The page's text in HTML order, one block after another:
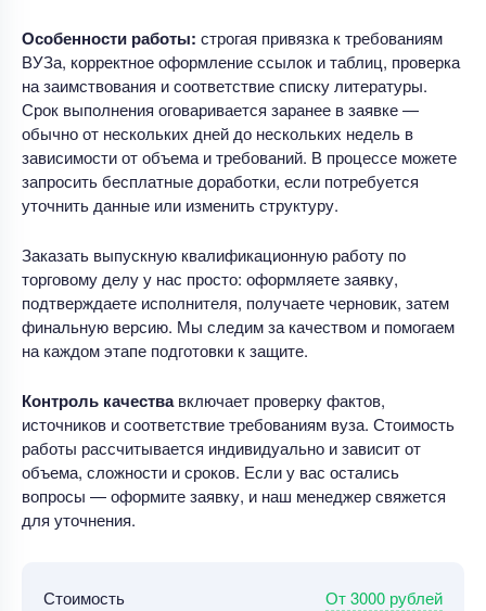
Особенности работы: строгая привязка к требованиям
ВУЗа, корректное оформление ссылок и таблиц, проверка
на заимствования и соответствие списку литературы.
Срок выполнения оговаривается заранее в заявке —
обычно от нескольких дней до нескольких недель в
зависимости от объема и требований. В процессе можете
запросить бесплатные доработки, если потребуется
уточнить данные или изменить структуру.
Заказать выпускную квалификационную работу по
торговому делу у нас просто: оформляете заявку,
подтверждаете исполнителя, получаете черновик, затем
финальную версию. Мы следим за качеством и помогаем
на каждом этапе подготовки к защите.
Контроль качествавключает проверку фактов,
источников и соответствие требованиям вуза. Стоимость
работы рассчитывается индивидуально и зависит от
объема, сложности и сроков. Если у вас остались
вопросы — оформите заявку, и наш менеджер свяжется
для уточнения.
Стоимость От 3000 рублей